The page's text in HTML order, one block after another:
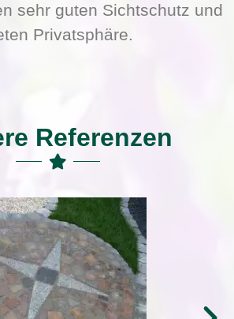
sehr guten Sichtschutz und
Privatsphäre.
Referenzen